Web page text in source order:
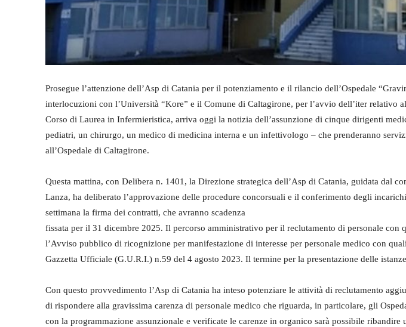
Prosegue l’attenzione dell’Asp di Catania per il potenziamento e il rilancio dell’Ospedale
interlocuzioni con l’Università “Kore” e il Comune di Caltagirone, per l’avvio dell’iter relativo
Corso di Laurea in Infermieristica, arriva oggi la notizia dell’assunzione di cinque dirigenti
pediatri, un chirurgo, un medico di medicina interna e un infettivologo – che prenderanno
all’Ospedale di Caltagirone.
Questa mattina, con Delibera n. 1401, la Direzione strategica dell’Asp di Catania, guidata dal
Lanza, ha deliberato l’approvazione delle procedure concorsuali e il conferimento degli
settimana la firma dei contratti, che avranno scadenza
fissata per il 31 dicembre 2025. Il percorso amministrativo per il reclutamento di personale con
l’Avviso pubblico di ricognizione per manifestazione di interesse per personale medico con
Gazzetta Ufficiale (G.U.R.I.) n.59 del 4 agosto 2023. Il termine per la presentazione delle
Con questo provvedimento l’Asp di Catania ha inteso potenziare le attività di reclutamento
di rispondere alla gravissima carenza di personale medico che riguarda, in particolare, gli
con la programmazione assunzionale e verificate le carenze in organico sarà possibile